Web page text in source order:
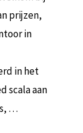
prijzen,
in
in het
scala aan
…